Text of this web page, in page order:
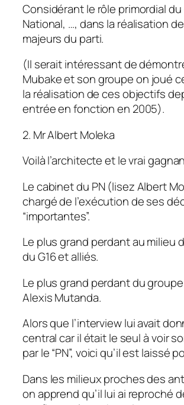
Considérant le rôle primordial
National, …, dans la réalisation
majeurs du parti.
(Il serait intéressant de
Mubake et son groupe on joué
la réalisation de ces objectifs
entrée en fonction en 2005).
2. Mr Albert Moleka
Voilà l’architecte et le vrai
Le cabinet du PN (lisez Albert
chargé de l’exécution de ses
“importantes”.
Le plus grand perdant au milieu
du G16 et alliés.
Le plus grand perdant du
Alexis Mutanda.
Alors que l’interview lui avait
central car il était le seul à voir
par le “PN”, voici qu’il est laissé
Dans les milieux proches des
on apprend qu’il lui ai reproché